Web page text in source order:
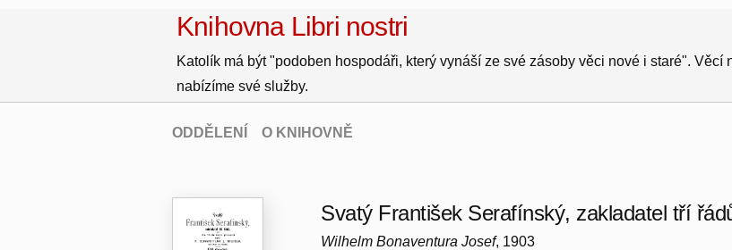
Knihovna Libri nostri
Katolík má být "podoben hospodáři, který vynáší ze své zásoby věci nové i staré".
nabízíme své služby.
ODDĚLENÍ O KNIHOVNĚ
Svatý František Serafínský, zakladatel tří
Wilhelm Bonaventura Josef, 1903